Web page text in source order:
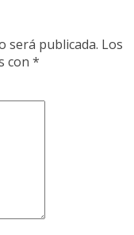
será publicada. Los
con *